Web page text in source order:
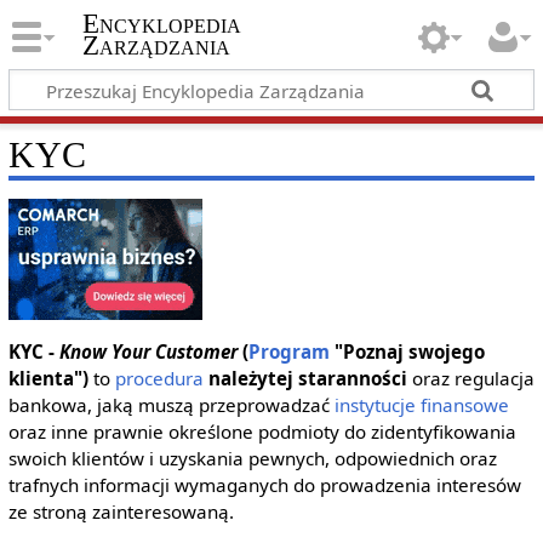
Encyklopedia
Zarządzania
KYC
KYC - Know Your Customer(Program "Poznaj swojego
klienta")to procedura należytej staranności oraz regulacja
bankowa, jaką muszą przeprowadzać instytucje finansowe
oraz inne prawnie określone podmioty do zidentyfikowania
swoich klientów i uzyskania pewnych, odpowiednich oraz
trafnych informacji wymaganych do prowadzenia interesów
ze stroną zainteresowaną.